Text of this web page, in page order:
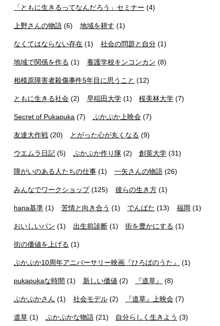
「ともに生きるってなんだろう」セミナー (4)
上野さんの物語 (6) 地域を耕す (1)
なくてはならない存在 (1) 社会の問題と自分(1)
地域で関係を作る (1) 養護学校キンコンカン (8)
相模原障害者殺傷事件5年目に思うこと (12)
ともに生きる社会 (2) 早稲田大学(1) 桜美林大学 (7)
Secret of Pukapuka (7) ぷかぷか上映会(7)
友達大作戦 (20) とがった心が丸くなる (9)
ウエムラ日記 (5) ぷかぷか作り隊(2) 創英大学 (31)
障がいのある人たちの仕事 (1) 一矢さんの物語(26)
みんなでワークショップ(125) 彼らの生き方(1)
hana基準 (1) 苦情と向き合う (1) でんぱた (13) 福岡 (1)
おいしいパン (1) 出生前診断(1) 街を豊かにする (1)
街の価値を上げる (1)
ぷかぷか10周年アニバーサリー映画『ひろばのうた』 (1)
pukapukaな時間 (1) 新しい価値 (2) 『道草』 (8)
ぷかぷかさん (1) 社会モデル(2) 『道草』上映会 (7)
道草 (1) ぷかぷかな物語(21) 自分らしく生きよう (3)